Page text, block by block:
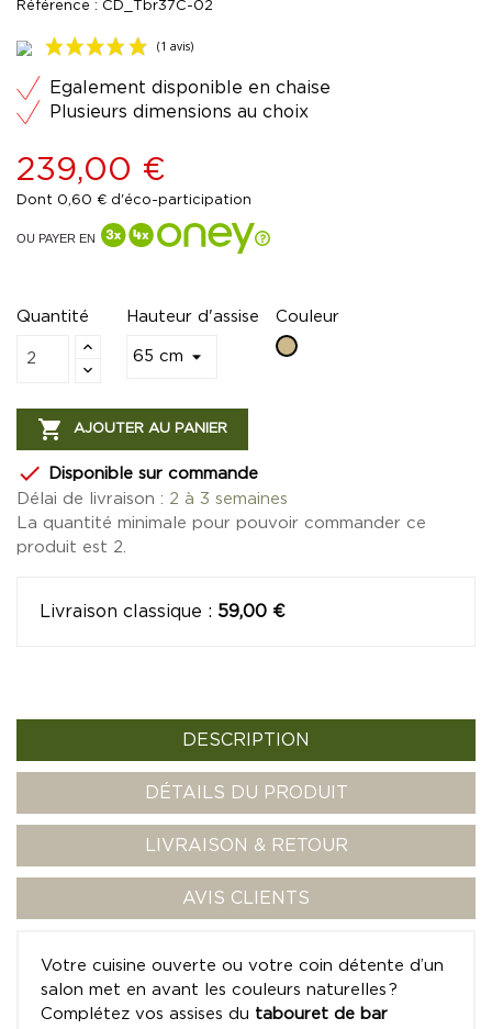
Référence : CD_Tbr37C-02
(1 avis)
Egalement disponible en chaise
Plusieurs dimensions au choix
239,00 €
Dont 0,60 € d'éco-participation
OU PAYER EN
Quantité
Couleur
Beige
Hauteur d'assise
 AJOUTER AU PANIER

Disponible sur commande
Délai de livraison : 2 à 3 semaines
La quantité minimale pour pouvoir commander ce
produit est 2.
Livraison classique : 59,00 €
DESCRIPTION
DÉTAILS DU PRODUIT
LIVRAISON & RETOUR
AVIS CLIENTS
Votre cuisine ouverte ou votre coin détente d’un
salon met en avant les couleurs naturelles ?
Complétez vos assises du tabouret de bar